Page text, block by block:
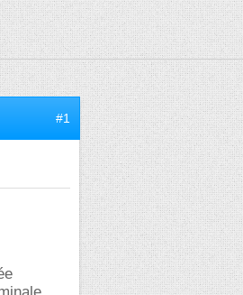
#1